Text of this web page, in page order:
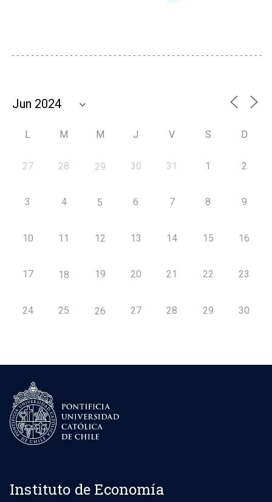
L M M J V S D
27 28 29 30 31 1 2
3 4 5 6 7 8 9
10 11 12 13 14 15 16
17 18 19 20 21 22 23
24 25 26 27 28 29 30
Instituto de Economía